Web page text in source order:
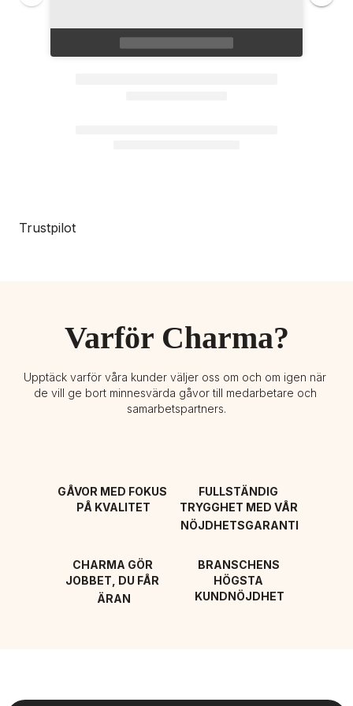
Trustpilot
Varför Charma?
Upptäck varför våra kunder väljer oss om och om igen när
de vill ge bort minnesvärda gåvor till medarbetare och
samarbetspartners.
GÅVOR MED FOKUS
PÅ KVALITET
FULLSTÄNDIG
TRYGGHET MED VÅR
NÖJDHETSGARANTI
CHARMA GÖR
JOBBET, DU FÅR
ÄRAN
BRANSCHENS
HÖGSTA
KUNDNÖJDHET